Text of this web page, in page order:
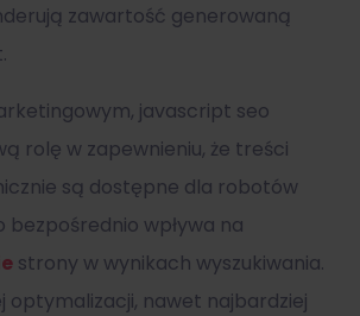
zawartość generowaną
javascript seo
rolę w zapewnieniu, że treści
są dostępne dla robotów
bezpośrednio wpływa na
strony w wynikach wyszukiwania.
optymalizacji, nawet najbardziej